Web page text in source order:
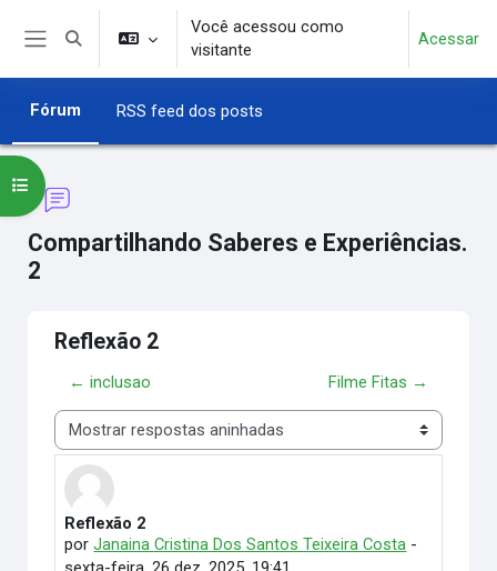
Ir para o conteúdo principal
Alternar entrada de pesquisa
Você acessou como
visitante
Acessar
Fórum RSS feed dos posts
Compartilhando Saberes e Experiências.
2
Abrir índice do curso
Reflexão 2
← inclusao Filme Fitas →
Modo de visualização
Reflexão 2
porJanaina Cristina Dos Santos Teixeira Costa -
Número de respostas: 0